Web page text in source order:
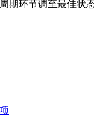
期环节调至最佳状